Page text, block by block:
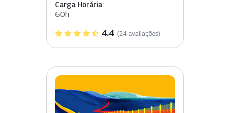
Carga Horária:
60h
4.4 (24 avaliações)